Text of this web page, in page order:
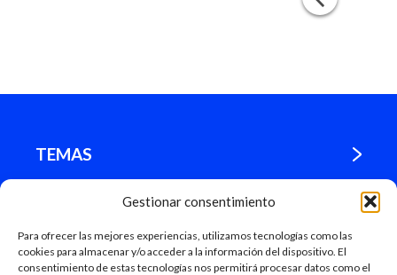
Gestionar consentimiento
Para ofrecer las mejores experiencias, utilizamos tecnologías como las
cookies para almacenar y/o acceder a la información del dispositivo. El
consentimiento de estas tecnologías nos permitirá procesar datos como el
TEMAS
¿DÓNDE ESTAMOS?
MADRID